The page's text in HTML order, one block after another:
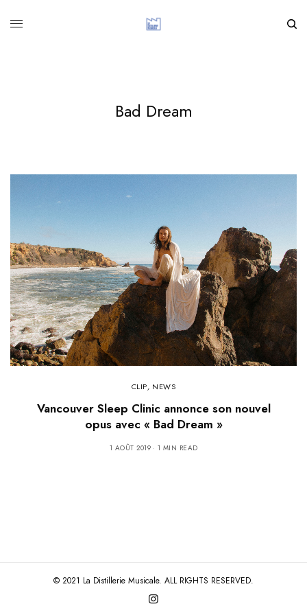
Bad Dream
CLIP, NEWS
Vancouver Sleep Clinic annonce son nouvel
opus avec « Bad Dream »
1 AOÛT 2019 1 MIN READ
© 2021 La Distillerie Musicale. ALL RIGHTS RESERVED.